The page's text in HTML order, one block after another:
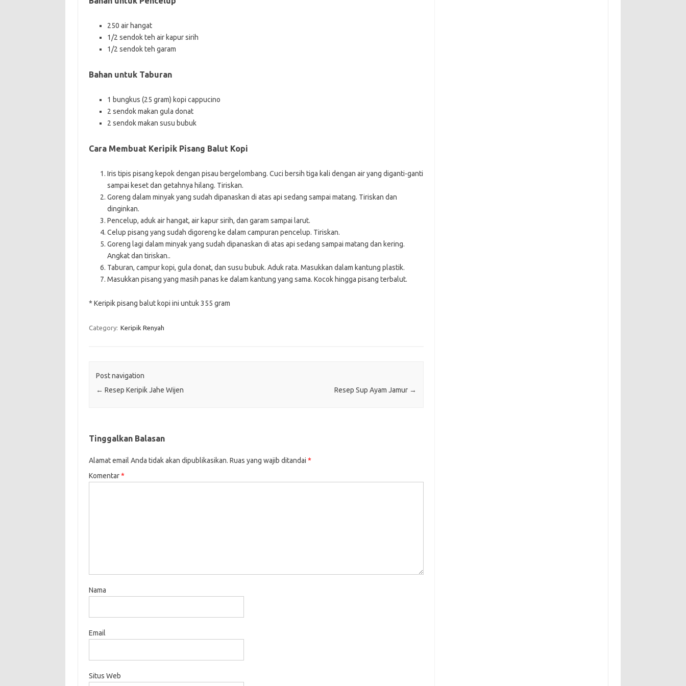
250 air hangat
1/2 sendok teh air kapur sirih
1/2 sendok teh garam
Bahan untuk Taburan
1 bungkus (25 gram) kopi cappucino
2 sendok makan gula donat
2 sendok makan susu bubuk
Cara Membuat Keripik Pisang Balut Kopi
Iris tipis pisang kepok dengan pisau bergelombang. Cuci bersih tiga kali dengan air yang diganti-ganti
sampai keset dan getahnya hilang. Tiriskan.
Goreng dalam minyak yang sudah dipanaskan di atas api sedang sampai matang. Tiriskan dan
dinginkan.
Pencelup, aduk air hangat, air kapur sirih, dan garam sampai larut.
Celup pisang yang sudah digoreng ke dalam campuran pencelup. Tiriskan.
Goreng lagi dalam minyak yang sudah dipanaskan di atas api sedang sampai matang dan kering.
Angkat dan tiriskan..
Taburan, campur kopi, gula donat, dan susu bubuk. Aduk rata. Masukkan dalam kantung plastik.
Masukkan pisang yang masih panas ke dalam kantung yang sama. Kocok hingga pisang terbalut.
* Keripik pisang balut kopi ini untuk 355 gram
Category: Keripik Renyah
Post navigation
← Resep Keripik Jahe Wijen Resep Sup Ayam Jamur →
Tinggalkan Balasan
Alamat email Anda tidak akan dipublikasikan. Ruas yang wajib ditandai *
Komentar*
Nama
Email
Situs Web